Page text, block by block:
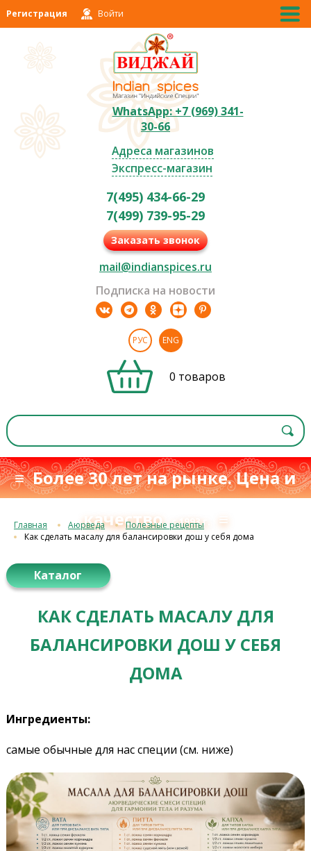
Регистрация Войти
WhatsApp: +7 (969) 341-
30-66
Адреса магазинов
Экспресс-магазин
7(495) 434-66-29
7(499) 739-95-29
Заказать звонок
mail@indianspices.ru
Подписка на новости
РУС ENG
0 товаров
≡ Более 30 лет на рынке. Цена и
качествос 1993 г. ≡
Главная Аюрведа
Полезные рецепты
Как сделать масалу для балансировки дош у себя дома
Каталог
КАК СДЕЛАТЬ МАСАЛУ ДЛЯ
БАЛАНСИРОВКИ ДОШ У СЕБЯ
ДОМА
Ингредиенты:
самые обычные для нас специи (см. ниже)